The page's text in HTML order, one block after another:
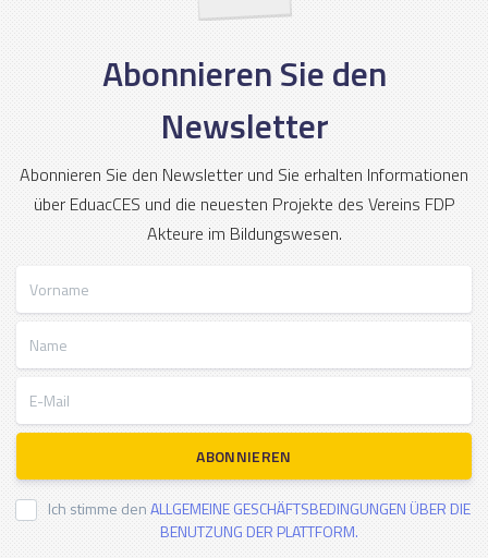
Abonnieren Sie den
Newsletter
Abonnieren Sie den Newsletter und Sie erhalten Informationen
über EduacCES und die neuesten Projekte des Vereins FDP
Akteure im Bildungswesen.
ABONNIEREN
Ich stimme denALLGEMEINE GESCHÄFTSBEDINGUNGEN ÜBER DIE
BENUTZUNG DER PLATTFORM.